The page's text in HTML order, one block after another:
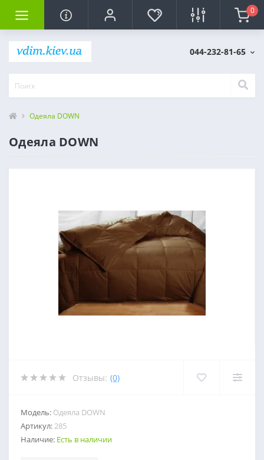
0
044-232-81-65
Одеяла DOWN
Одеяла DOWN
Отзывы: (0)
Модель: Одеяла DOWN
Артикул:285
Наличие: Есть в наличии